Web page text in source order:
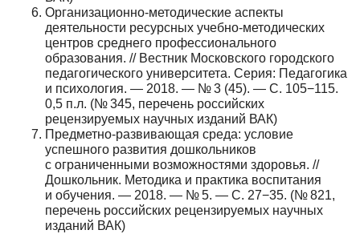
Организационно-методические аспекты
деятельности ресурсных учебно-методических
центров среднего профессионального
образования. // Вестник Московского городского
педагогического университета. Серия: Педагогика
и психология. — 2018. — № 3 (45). — С. 105−115.
0,5 п.л. (№ 345, перечень российских
рецензируемых научных изданий ВАК)
Предметно-развивающая среда: условие
успешного развития дошкольников
с ограниченными возможностями здоровья. //
Дошкольник. Методика и практика воспитания
и обучения. — 2018. — № 5. — С. 27−35. (№ 821,
перечень российских рецензируемых научных
изданий ВАК)